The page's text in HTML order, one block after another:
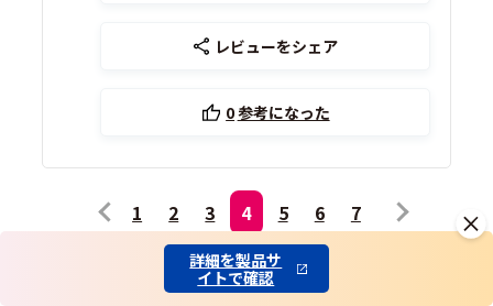
レビューをシェア
0参考になった
1 2 3 4 5 6 7
詳細を製品サ
イトで確認